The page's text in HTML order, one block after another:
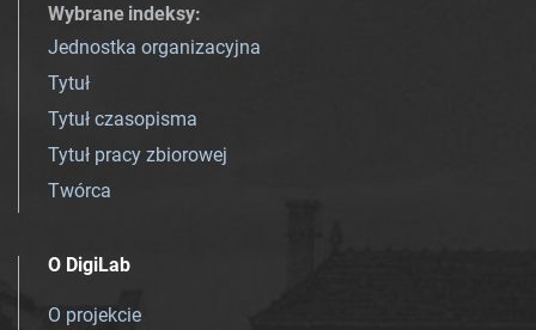
Wybrane indeksy:
Jednostka organizacyjna
Tytuł
Tytuł czasopisma
Tytuł pracy zbiorowej
Twórca
O DigiLab
O projekcie